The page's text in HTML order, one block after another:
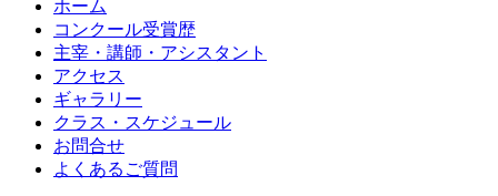
ホーム
コンクール受賞歴
主宰・講師・アシスタント
アクセス
ギャラリー
クラス・スケジュール
お問合せ
よくあるご質問